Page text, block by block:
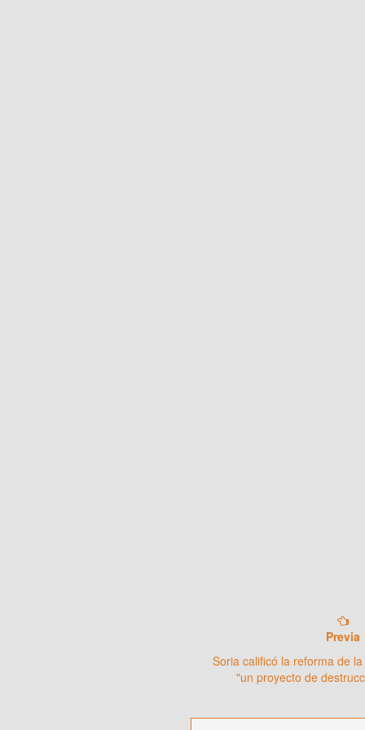
Previa
Soria calificó la reforma de
"un proyecto de